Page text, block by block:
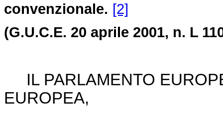
convenzionale. [2]
(G.U.C.E. 20 aprile 2001, n. L
IL PARLAMENTO
EUROPEA,